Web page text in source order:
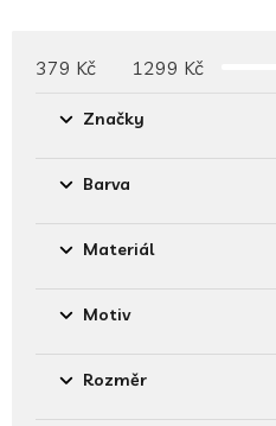
379 Kč 1299 Kč
Značky
Barva
Materiál
Motiv
Rozměr